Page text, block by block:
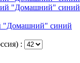
"Домашний" синий
: